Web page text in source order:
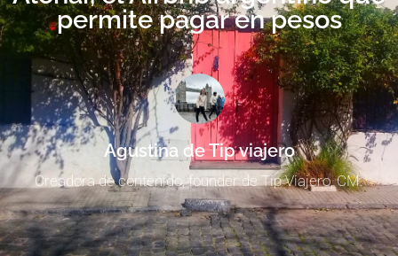
permite pagar en pesos
Agustina de Tip viajero
Creadora de contenido, founder de Tip Viajero, CM.